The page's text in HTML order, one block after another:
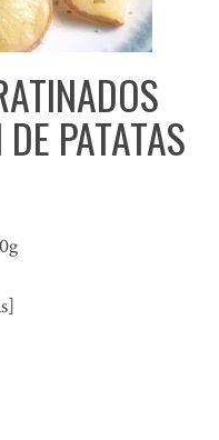
PATATAS